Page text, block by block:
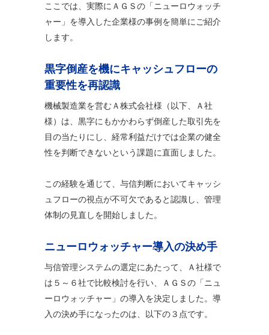
ここでは、実際にＡＧＳの「ニューロウォッチ
ャー」を導入した企業様の事例を簡単にご紹介
します。
黒字倒産を機にキャッシュフローの
重要性を再認識
機械製造業を営むＡ株式会社様（以下、Ａ社
様）は、黒字にもかかわらず倒産した取引先を
目の当たりにし、経常利益だけでは企業の健全
性を判断できないという課題に直面しました。
この経験を通じて、与信判断においてキャッシ
ュフローの視点が不可欠であると認識し、管理
体制の見直しを開始しました。
ニューロウォッチャー導入の決め手
与信管理システムの選定にあたって、Ａ社様で
は５～６社で比較検討を行い、ＡＧＳの「ニュ
ーロウォッチャー」の導入を決定しました。導
入の決め手になったのは、以下の３点です。